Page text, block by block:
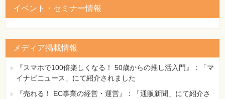
イベント・セミナー情報
メディア掲載情報
『スマホで100倍楽しくなる！ 50歳からの推し活入門』：「マ
イナビニュース」にて紹介されました
『売れる！ EC事業の経営・運営』：「通販新聞」にて紹介さ